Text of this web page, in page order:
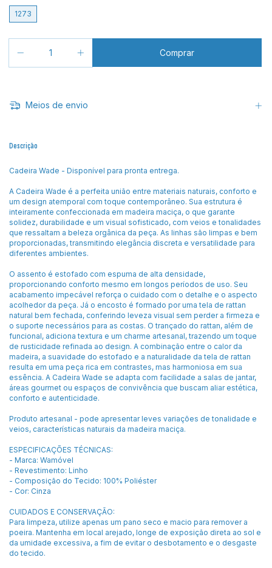
1273
Meios de envio
Descrição
Cadeira Wade - Disponível para pronta entrega.
A Cadeira Wade é a perfeita união entre materiais naturais, conforto e
um design atemporal com toque contemporâneo. Sua estrutura é
inteiramente confeccionada em madeira maciça, o que garante
solidez, durabilidade e um visual sofisticado, com veios e tonalidades
que ressaltam a beleza orgânica da peça. As linhas são limpas e bem
proporcionadas, transmitindo elegância discreta e versatilidade para
diferentes ambientes.
O assento é estofado com espuma de alta densidade,
proporcionando conforto mesmo em longos períodos de uso. Seu
acabamento impecável reforça o cuidado com o detalhe e o aspecto
acolhedor da peça. Já o encosto é formado por uma tela de rattan
natural bem fechada, conferindo leveza visual sem perder a firmeza e
o suporte necessários para as costas. O trançado do rattan, além de
funcional, adiciona textura e um charme artesanal, trazendo um toque
de rusticidade refinada ao design. A combinação entre o calor da
madeira, a suavidade do estofado e a naturalidade da tela de rattan
resulta em uma peça rica em contrastes, mas harmoniosa em sua
essência. A Cadeira Wade se adapta com facilidade a salas de jantar,
áreas gourmet ou espaços de convivência que buscam aliar estética,
conforto e autenticidade.
Produto artesanal - pode apresentar leves variações de tonalidade e
veios, características naturais da madeira maciça.
ESPECIFICAÇÕES TÉCNICAS:
- Marca: Wamóvel
- Revestimento: Linho
- Composição do Tecido: 100% Poliéster
- Cor: Cinza
CUIDADOS E CONSERVAÇÃO:
Para limpeza, utilize apenas um pano seco e macio para remover a
poeira. Mantenha em local arejado, longe de exposição direta ao sol e
da umidade excessiva, a fim de evitar o desbotamento e o desgaste
do tecido.